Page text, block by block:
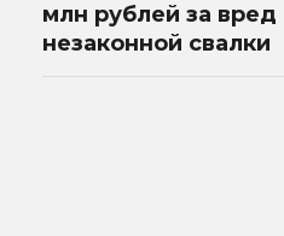
млн рублей за вред
незаконной свалки